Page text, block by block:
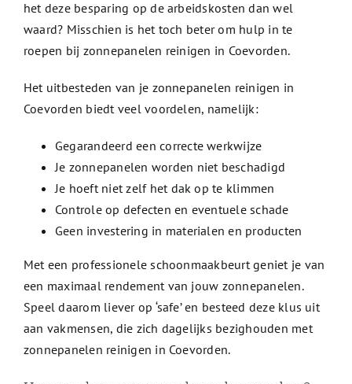
het deze besparing op de arbeidskosten dan wel
waard? Misschien is het toch beter om hulp in te
roepen bij zonnepanelen reinigen in Coevorden.
Het uitbesteden van je zonnepanelen reinigen in
Coevorden biedt veel voordelen, namelijk:
Gegarandeerd een correcte werkwijze
Je zonnepanelen worden niet beschadigd
Je hoeft niet zelf het dak op te klimmen
Controle op defecten en eventuele schade
Geen investering in materialen en producten
Met een professionele schoonmaakbeurt geniet je van
een maximaal rendement van jouw zonnepanelen.
Speel daarom liever op ‘safe’ en besteed deze klus uit
aan vakmensen, die zich dagelijks bezighouden met
zonnepanelen reinigen in Coevorden.